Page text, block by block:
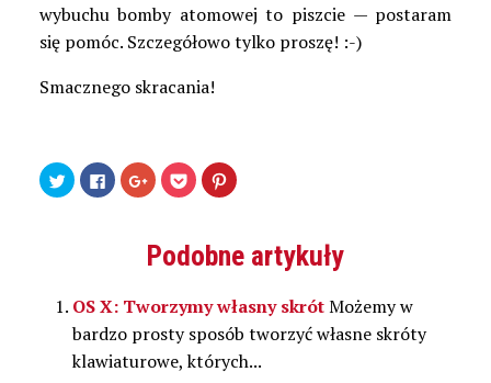
wybuchu bomby atomowej to piszcie — postaram
się pomóc. Szczegółowo tylko proszę! :-)
Smacznego skracania!
Udostępnij
na
Twitterze(Otwiera
Kliknij,
aby
udostępnić
nowym
Kliknij,
aby
udostępnić
(Otwiera
się
w
Kliknij
by
udostępnić
Pocket(Otwiera
się
w
Udostępniej
na
oknie)
Podobne artykuły
OS X: Tworzymy własny skrótMożemy w
bardzo prosty sposób tworzyć własne skróty
klawiaturowe, których...